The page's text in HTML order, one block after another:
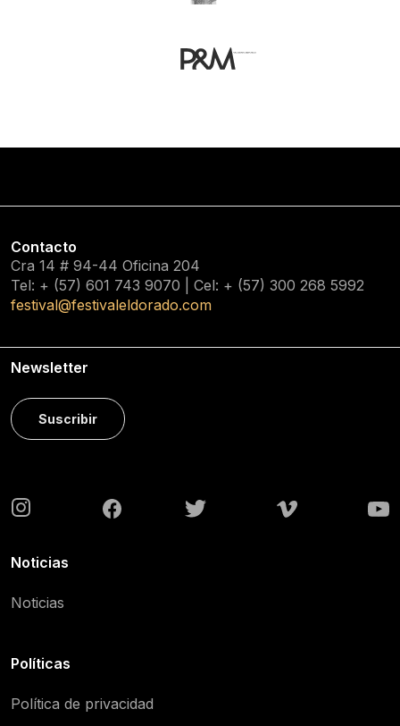
Contacto
Cra 14 # 94-44 Oficina 204
Tel: + (57) 601 743 9070 | Cel: + (57) 300 268 5992
festival@festivaleldorado.com
Newsletter
Suscribir
Noticias
Noticias
Políticas
Política de privacidad